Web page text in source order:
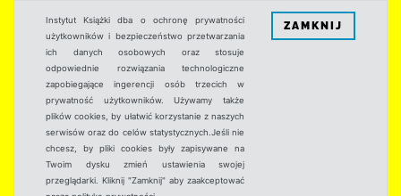
Instytut Książki dba o ochronę prywatności
użytkowników i bezpieczeństwo przetwarzania
ich danych osobowych oraz stosuje
odpowiednie rozwiązania technologiczne
zapobiegające ingerencji osób trzecich w
prywatność użytkowników. Używamy także
plików cookies, by ułatwić korzystanie z naszych
serwisów oraz do celów statystycznych.Jeśli nie
chcesz, by pliki cookies były zapisywane na
Twoim dysku zmień ustawienia swojej
przeglądarki. Kliknij "Zamknij" aby zaakceptować
ZAMKNIJ